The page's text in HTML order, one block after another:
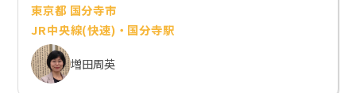
東京都 国分寺市
JR中央線(快速)・国分寺駅
増田周英